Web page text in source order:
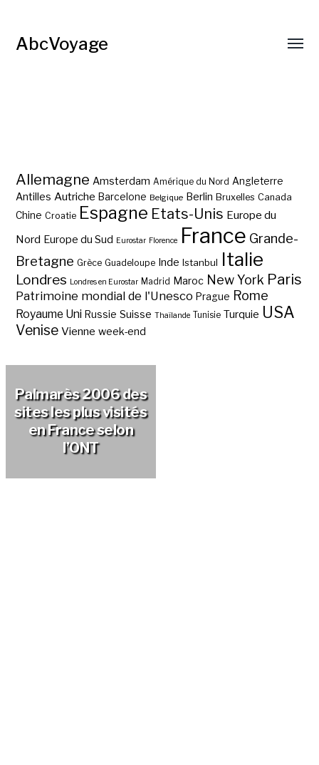
AbcVoyage
Allemagne Amsterdam Amérique du Nord Angleterre
Antilles Autriche Barcelone Belgique Berlin Bruxelles Canada
Chine Croatie Espagne Etats-Unis Europe du
Nord Europe du Sud Eurostar Florence France Grande-
Bretagne Grèce Guadeloupe Inde Istanbul Italie
Londres Londres en Eurostar Madrid Maroc New York Paris
Patrimoine mondial de l'Unesco Prague Rome
Royaume Uni Russie Suisse Thaïlande Tunisie Turquie USA
Venise Vienne week-end
Palmarès 2006 des
sites les plus visités
en France selon
l’ONT